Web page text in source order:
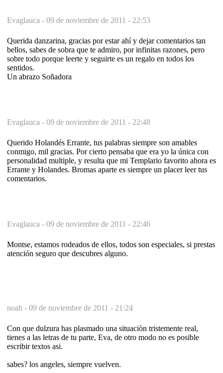
Evaglauca - 09 de noviembre de 2011 - 22:53
Querida danzarina, gracias por estar ahí y dejar comentarios tan
bellos, sabes de sobra que te admiro, por infinitas razones, pero
sobre todo porque leerte y seguirte es un regalo en todos los
sentidos.
Un abrazo Soñadora
Evaglauca - 09 de noviembre de 2011 - 22:48
Querido Holandés Errante, tus palabras siempre son amables
conmigo, mil gracias. Por cierto pensaba que era yo la única con
personalidad multiple, y resulta que mi Templario favorito ahora es
Errante y Holandes. Bromas aparte es siempre un placer leer tus
comentarios.
Evaglauca - 09 de noviembre de 2011 - 22:46
Montse, estamos rodeados de ellos, todos son especiales, si prestas
atención seguro que descubres alguno.
noah - 09 de noviembre de 2011 - 21:24
Con que dulzura has plasmado una situaciòn tristemente real,
tienes a las letras de tu parte, Eva, de otro modo no es posible
escribir textos asi.
sabes? los angeles, siempre vuelven.